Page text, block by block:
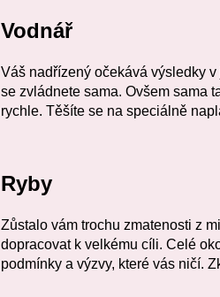
Vodnář
Váš nadřízený očekává výsledky
se zvládnete sama. Ovšem sama
rychle. Těšíte se na speciálně
Ryby
Zůstalo vám trochu zmatenosti z
dopracovat k velkému cíli. Celé
podmínky a výzvy, které vás ničí.